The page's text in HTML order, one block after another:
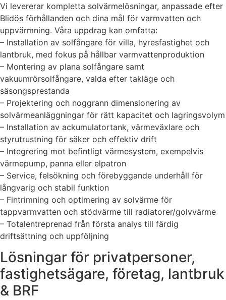
Vi levererar kompletta solvärmelösningar, anpassade efter
Blidös förhållanden och dina mål för varmvatten och
uppvärmning. Våra uppdrag kan omfatta:
– Installation av solfångare för villa, hyresfastighet och
lantbruk, med fokus på hållbar varmvattenproduktion
– Montering av plana solfångare samt
vakuumrörsolfångare, valda efter takläge och
säsongsprestanda
– Projektering och noggrann dimensionering av
solvärmeanläggningar för rätt kapacitet och lagringsvolym
– Installation av ackumulatortank, värmeväxlare och
styrutrustning för säker och effektiv drift
– Integrering mot befintligt värmesystem, exempelvis
värmepump, panna eller elpatron
– Service, felsökning och förebyggande underhåll för
långvarig och stabil funktion
– Fintrimning och optimering av solvärme för
tappvarmvatten och stödvärme till radiatorer/golvvärme
– Totalentreprenad från första analys till färdig
driftsättning och uppföljning
Lösningar för privatpersoner,
fastighetsägare, företag, lantbruk
& BRF